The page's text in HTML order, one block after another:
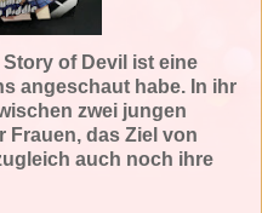
of Devil ist eine
angeschaut habe. In ihr
zwei jungen
Frauen, das Ziel von
auch noch ihre